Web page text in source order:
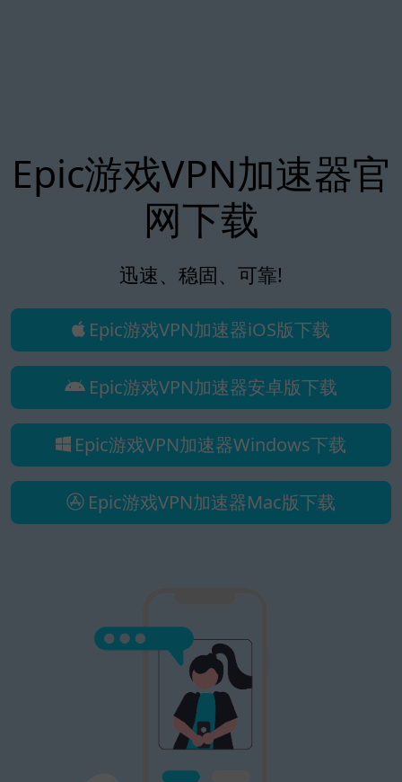
Epic游戏VPN加速器官
网下载
迅速、稳固、可靠!
Epic游戏VPN加速器iOS版下载
Epic游戏VPN加速器安卓版下载
Epic游戏VPN加速器Windows下载
Epic游戏VPN加速器Mac版下载